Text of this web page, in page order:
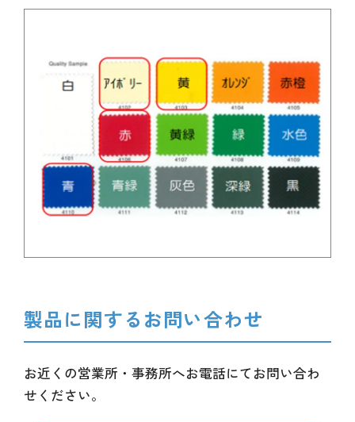
製品に関するお問い合わせ
お近くの営業所・事務所へお電話にてお問い合わ
せください。